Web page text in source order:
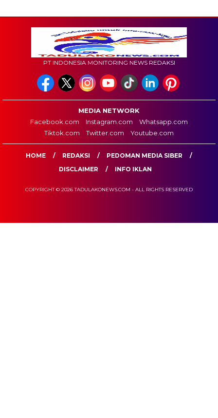
PT INDONESIA MONITORING NEWS REDAKSI
MEDIA NETWORK
Facebook.com
Instagram.com
Whatsapp.com
Tiktok.com
Twitter.com Youtube.com
HOME REDAKSI
PEDOMAN MEDIA SIBER
DISCLAIMER
INFO IKLAN
COPYRIGHT © 2026 TADULAKONEWS.COM - ALL RIGHTS RESERVED